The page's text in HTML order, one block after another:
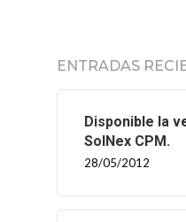
ENTRADAS
Disponible la
SolNex CPM.
28/05/2012